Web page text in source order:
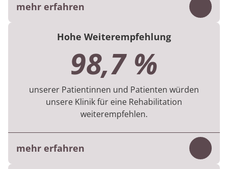
mehr erfahren
Die Bewertung basiert auf der digitalen
Patienten am Ende ihres Aufenthaltes
beantworten.
Die Ergebnisse beruhen auf 899 Befragungen
aus dem 1. Halbjahr 2026.
Hohe Weiterempfehlung
98,7 %
unserer Patientinnen und Patienten würden
unsere Klinik für eine Rehabilitation
weiterempfehlen.
mehr erfahren